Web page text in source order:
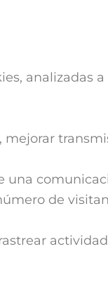
analizadas a
una
de